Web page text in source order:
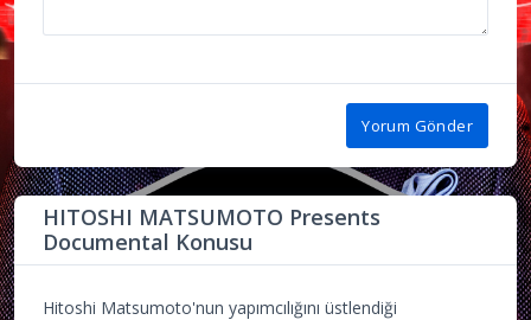
Yorum Gönder
HITOSHI MATSUMOTO Presents
Documental Konusu
Hitoshi Matsumoto'nun yapımcılığını üstlendiği